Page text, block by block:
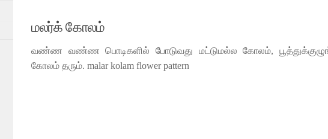
மலர்க் கோலம்
வண்ண வண்ண பொடிகளில் போடுவது மட்டுமல்ல கோலம்,
கோலம் தரும். malar kolam flower pattern